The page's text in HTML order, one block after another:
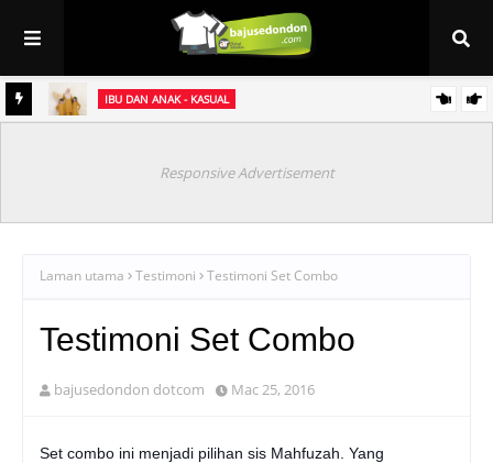
IBU DAN ANAK - KASUAL
Responsive Advertisement
Laman utama Testimoni Testimoni Set Combo
Testimoni Set Combo
bajusedondon dotcom Mac 25, 2016
Set combo ini menjadi pilihan sis Mahfuzah. Yang